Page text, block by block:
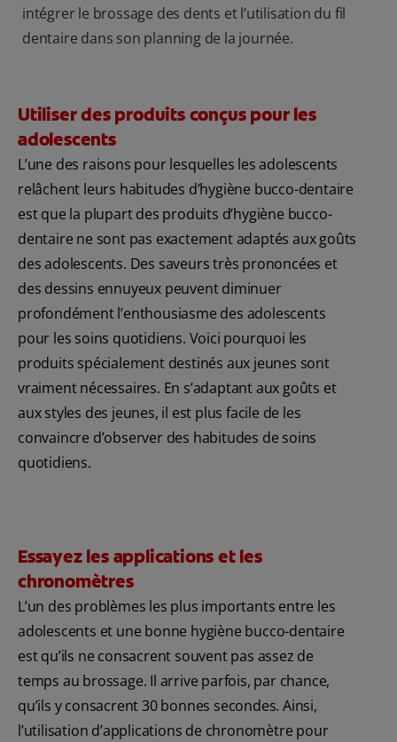
intégrer le brossage des dents et l’utilisation du fil
dentaire dans son planning de la journée.
Utiliser des produits conçus pour les
adolescents
L’une des raisons pour lesquelles les adolescents
relâchent leurs habitudes d’hygiène bucco-dentaire
est que la plupart des produits d’hygiène bucco-
dentaire ne sont pas exactement adaptés aux goûts
des adolescents. Des saveurs très prononcées et
des dessins ennuyeux peuvent diminuer
profondément l’enthousiasme des adolescents
pour les soins quotidiens. Voici pourquoi les
produits spécialement destinés aux jeunes sont
vraiment nécessaires. En s’adaptant aux goûts et
aux styles des jeunes, il est plus facile de les
convaincre d’observer des habitudes de soins
quotidiens.
Essayez les applications et les
chronomètres
L’un des problèmes les plus importants entre les
adolescents et une bonne hygiène bucco-dentaire
est qu’ils ne consacrent souvent pas assez de
temps au brossage. Il arrive parfois, par chance,
qu’ils y consacrent 30 bonnes secondes. Ainsi,
l’utilisation d’applications de chronomètre pour